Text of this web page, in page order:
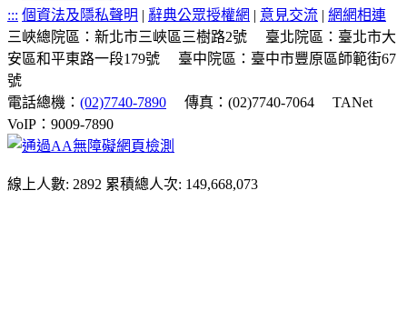
::: 個資法及隱私聲明 | 辭典公眾授權網 | 意見交流 | 網網相連
三峽總院區：新北市三峽區三樹路2號
臺北院區：臺北市大
安區和平東路一段179號
臺中院區：臺中市豐原區師範街67
號
電話總機： (02)7740-7890 傳真：(02)7740-7064
TANet
VoIP：9009-7890
線上人數: 2892 累積總人次: 149,668,073